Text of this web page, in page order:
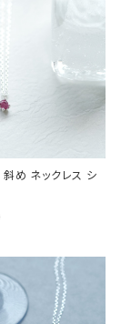
め ネックレス シ